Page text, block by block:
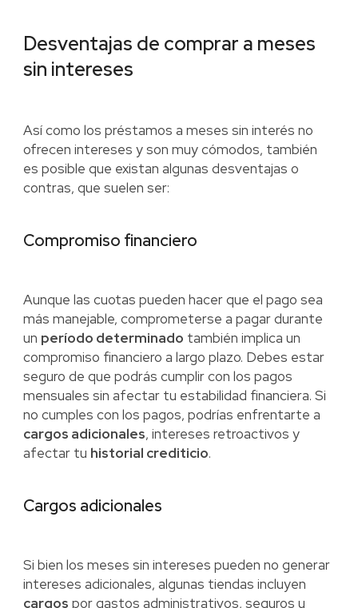
Desventajas de comprar a meses
sin intereses
Así como los préstamos a meses sin interés no
ofrecen intereses y son muy cómodos, también
es posible que existan algunas desventajas o
contras, que suelen ser:
Compromiso financiero
Aunque las cuotas pueden hacer que el pago sea
más manejable, comprometerse a pagar durante
un período determinado también implica un
compromiso financiero a largo plazo. Debes estar
seguro de que podrás cumplir con los pagos
mensuales sin afectar tu estabilidad financiera. Si
no cumples con los pagos, podrías enfrentarte a
cargos adicionales, intereses retroactivos y
afectar tu historial crediticio.
Cargos adicionales
Si bien los meses sin intereses pueden no generar
intereses adicionales, algunas tiendas incluyen
cargos por gastos administrativos, seguros u